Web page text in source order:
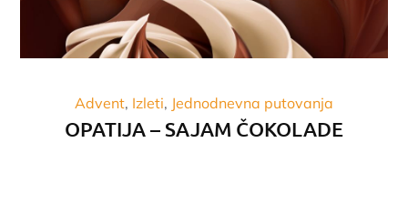
Advent Izleti Jednodnevna putovanja
OPATIJA – SAJAM ČOKOLADE